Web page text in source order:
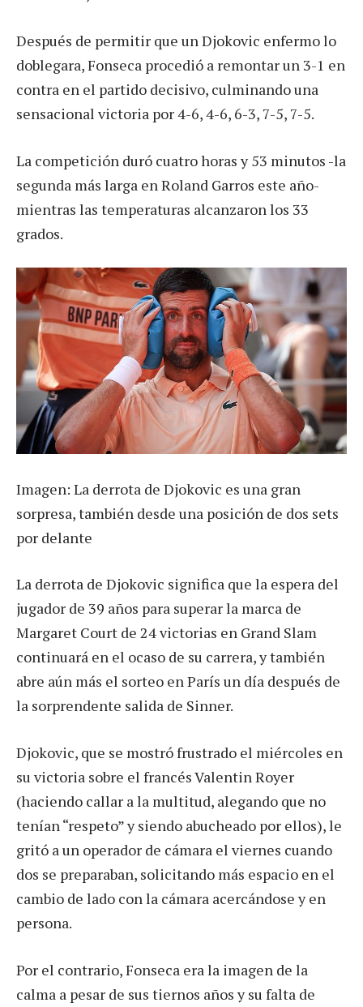
Después de permitir que un Djokovic enfermo lo
doblegara, Fonseca procedió a remontar un 3-1 en
contra en el partido decisivo, culminando una
sensacional victoria por 4-6, 4-6, 6-3, 7-5, 7-5.
La competición duró cuatro horas y 53 minutos -la
segunda más larga en Roland Garros este año-
mientras las temperaturas alcanzaron los 33
grados.
Imagen: La derrota de Djokovic es una gran
sorpresa, también desde una posición de dos sets
por delante
La derrota de Djokovic significa que la espera del
jugador de 39 años para superar la marca de
Margaret Court de 24 victorias en Grand Slam
continuará en el ocaso de su carrera, y también
abre aún más el sorteo en París un día después de
la sorprendente salida de Sinner.
Djokovic, que se mostró frustrado el miércoles en
su victoria sobre el francés Valentin Royer
(haciendo callar a la multitud, alegando que no
tenían “respeto” y siendo abucheado por ellos), le
gritó a un operador de cámara el viernes cuando
dos se preparaban, solicitando más espacio en el
cambio de lado con la cámara acercándose y en
persona.
Por el contrario, Fonseca era la imagen de la
calma a pesar de sus tiernos años y su falta de